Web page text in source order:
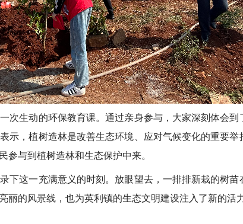
生动的环保教育课。通过亲身参与，大家深刻体会到
示，植树造林是改善生态环境、应对气候变化的重要
参与到植树造林和生态保护中来。
这一充满意义的时刻。放眼望去，一排排新栽的树苗
的风景线，也为英利镇的生态文明建设注入了新的活力